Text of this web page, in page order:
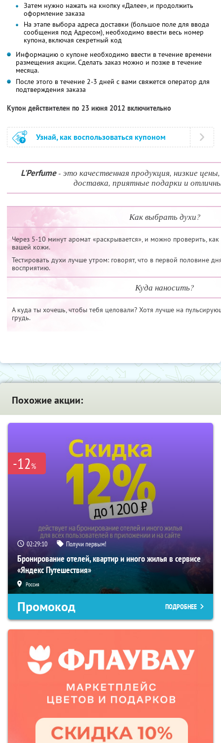
Затем нужно нажать на кнопку «Далее», и продолжить
оформление заказа
На этапе выбора адреса доставки (большое поле для ввода
сообщения под Адресом), необходимо ввести весь номер
купона, включая секретный код
Информацию о купоне необходимо ввести в течение времени
размещения акции. Сделать заказ можно и позже в течение
месяца.
После этого в течение 2-3 дней с вами свяжется оператор для
подтверждения заказа
Купон действителен по 23 июня 2012 включительно
Узнай, как воспользоваться купоном
L'Perfume- это качественная продукция, низкие
доставка, приятные подарки и
Как выбрать духи?
Через 5-10 минут аромат «раскрывается», и можно проверить,
вашей кожи.
Тестировать духи лучше утром: говорят, что в первой половине
восприятию.
Куда наносить?
А куда ты хочешь, чтобы тебя целовали? Хотя лучше на
грудь.
Похожие акции:
-12%
02:29:09 Получи первым!
Бронирование отелей, квартир и иного жилья в сервисе
«Яндекс Путешествия»
Россия
Промокод ПОДРОБНЕЕ